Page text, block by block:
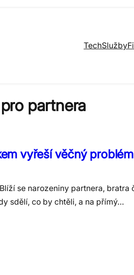
TechSlužby
partnera
vyřeší věčný
se narozeniny partnera, bratra
sdělí, co by chtěli, a na přímý…